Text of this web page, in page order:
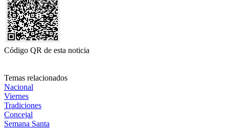
Código QR de esta noticia
Temas relacionados
Nacional
Viernes
Tradiciones
Concejal
Semana Santa